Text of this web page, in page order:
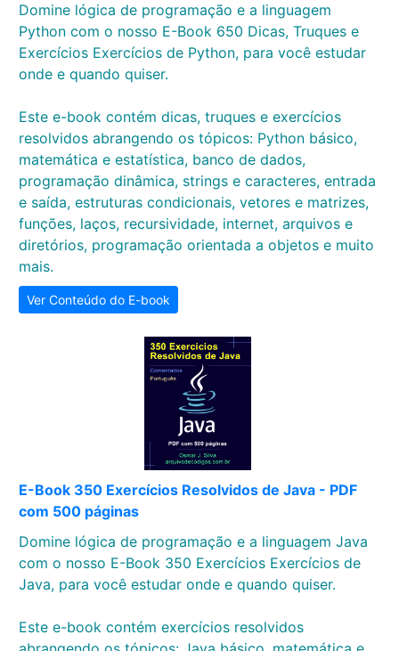
Domine lógica de programação e a linguagem
Python com o nosso E-Book 650 Dicas, Truques e
Exercícios Exercícios de Python, para você estudar
onde e quando quiser.
Este e-book contém dicas, truques e exercícios
resolvidos abrangendo os tópicos: Python básico,
matemática e estatística, banco de dados,
programação dinâmica, strings e caracteres, entrada
e saída, estruturas condicionais, vetores e matrizes,
funções, laços, recursividade, internet, arquivos e
diretórios, programação orientada a objetos e muito
mais.
Ver Conteúdo do E-book
E-Book 350 Exercícios Resolvidos de Java - PDF
com 500 páginas
Domine lógica de programação e a linguagem Java
com o nosso E-Book 350 Exercícios Exercícios de
Java, para você estudar onde e quando quiser.
Este e-book contém exercícios resolvidos